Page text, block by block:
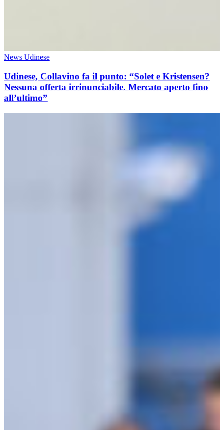
News Udinese
Udinese, Collavino fa il punto: “Solet e Kristensen?
Nessuna offerta irrinunciabile. Mercato aperto fino
all’ultimo”